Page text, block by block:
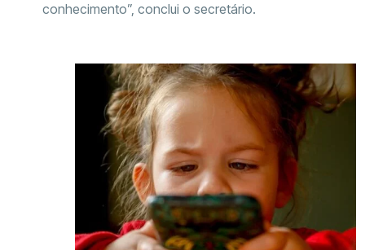
conhecimento”, conclui o secretário.